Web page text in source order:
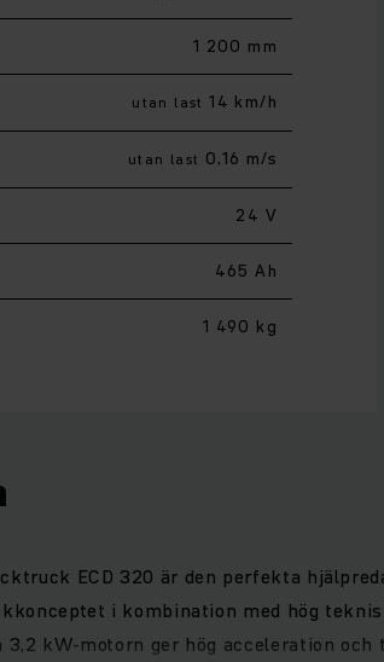
1 200 mm
utan last 14 km/h
utan last 0,16 m/s
24 V
465 Ah
1 490 kg
ECD 320 är den perfekta
i kombination med hög
kW-motorn ger hög acceleration